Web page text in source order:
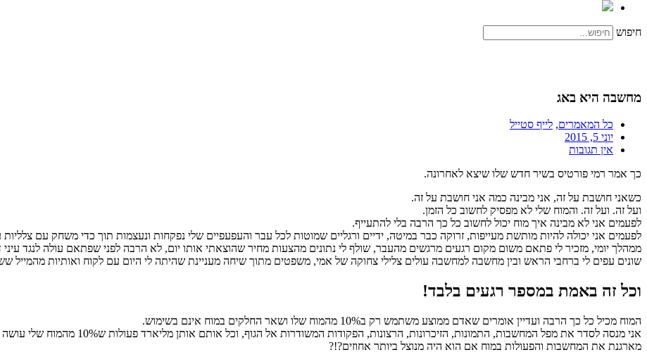
חיפוש
מחשבה היא באג
כל המאמרים, לייף סטייל
יוני 5, 2015
אין תגובות
כך אמר רמי פורטיס בשיר חדש שלו שיצא לאחרונה.
כשאני חושבת על זה, אני מבינה כמה אני חושבת על זה.
ועל זה. ועל זה. והמוח שלי לא מפסיק לחשוב כל הזמן.
לפעמים אני לא מבינה איך מוח יכול לחשוב כל כך הרבה בלי להתעייף.
לפעמים אני יכולה להיות מותשת מעייפות, זרוקה כבר במיטה, ידיים ורגליים שמוטות לכל עבר והעפעפיים שלי נפקחות ונעצמות תוך כדי משחק עם צלליות
ממהלך יומי, מזכיר לי פתאם משום מקום רגעים מרגשים מהעבר, שולף לי נתונים מהצעות מחיר שהוצאתי אותו יום, לא הרבה לפני שפתאם עולה לנגד עיני
שונים עפים לי ברחבי הראש ובין מחשבה למחשבה עולים צלילי צחוקה של אמי, משפטים מתוך שיחה מעניינת שהיתה לי היום עם לקוח ואותיות מהמייל
וכל זה באמת במספר רגעים בלבד!
המוח מכיל כל כך הרבה ועדיין אומרים שאדם ממוצע משתמש רק ב10% מהמוח שלו ושאר החלקים במוח אינם בשימוש.
מארגנת את המחשבות והפעולות במוח אם הוא היה מנוצל ביותר אחוזים?!?